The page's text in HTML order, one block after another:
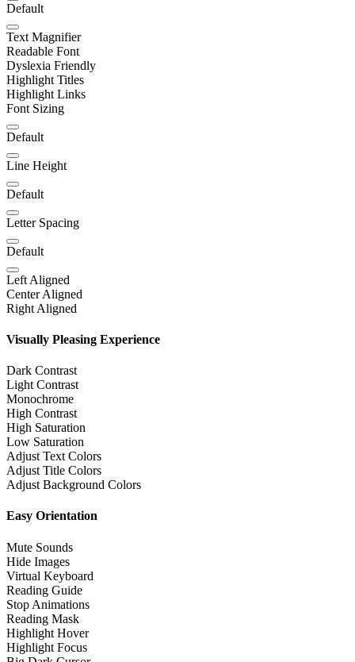
Default
Text Magnifier
Readable Font
Dyslexia Friendly
Highlight Titles
Highlight Links
Font Sizing
Default
Line Height
Default
Letter Spacing
Default
Left Aligned
Center Aligned
Right Aligned
Visually Pleasing Experience
Dark Contrast
Light Contrast
Monochrome
High Contrast
High Saturation
Low Saturation
Adjust Text Colors
Adjust Title Colors
Adjust Background Colors
Easy Orientation
Mute Sounds
Hide Images
Virtual Keyboard
Reading Guide
Stop Animations
Reading Mask
Highlight Hover
Highlight Focus